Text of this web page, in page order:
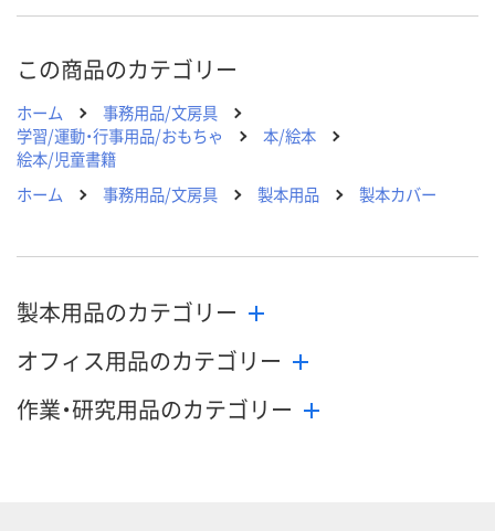
お取り扱い終了しま
お取り扱い終了しま
お取り扱い終
この商品のカテゴリー
ホーム
事務用品/文房具
学習/運動・行事用品/おもちゃ
本/絵本
絵本/児童書籍
ホーム
事務用品/文房具 製本用品 製本カバー
製本用品のカテゴリー
オフィス用品のカテゴリー
作業・研究用品のカテゴリー